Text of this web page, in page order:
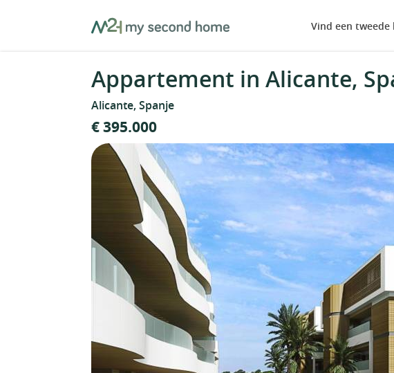
MySecondHome Vind een tweede
Appartement in Alicante,
Alicante, Spanje
€ 395.000